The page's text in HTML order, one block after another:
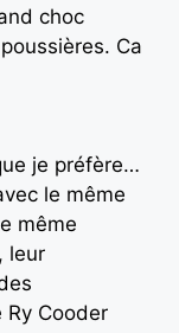
choc
Ca
je préfère…
le même
même
leur
Ry Cooder